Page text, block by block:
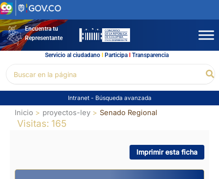
Ir
al
contenidoEncuentra tu
Representante
Servicio al ciudadano l Participal Transparencia
por:
Intranet - Búsqueda avanzada
Inicio proyectos-ley Senado Regional
Visitas: 165
Imprimir esta ficha